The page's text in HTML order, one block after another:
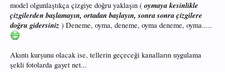
model olgunlaştıkça çizgiye doğru yaklaşın ( oymaya kesinlikle
çizgilerden başlamayın, ortadan başlayın, sonra sonra çizgilere
doğru gidersiniz ) Deneme, oyma, deneme, oyma deneme, oyma.....
Akıntı kurşunu olacak ise, tellerin geçeceği kanalların uygulama
şekli fotolarda gayet net...